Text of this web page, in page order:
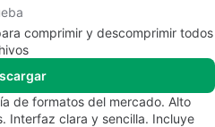
comprimir y descomprimir todos
de formatos del mercado. Alto
Interfaz clara y sencilla. Incluye